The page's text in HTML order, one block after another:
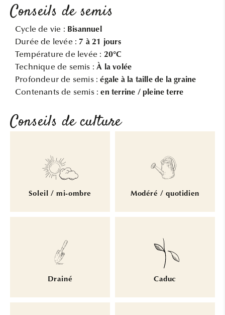
Conseils de semis
Cycle de vie : Bisannuel
Durée de levée : 7 à 21 jours
Température de levée : 20°C
Technique de semis :À la volée
Profondeur de semis :égale à la taille de la graine
Contenants de semis :en terrine / pleine terre
Conseils de culture
Soleil / mi-ombre Modéré / quotidien
Drainé Caduc